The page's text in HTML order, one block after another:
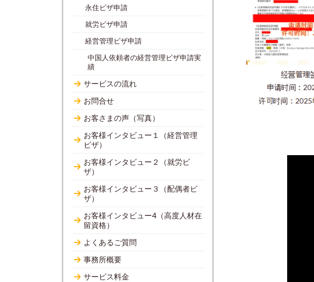
永住ビザ申請
就労ビザ申請
経営管理ビザ申請
中国人依頼者の経営管理ビザ申請実
績
サービスの流れ
お問合せ
お客さまの声（写真）
お客様インタビュー１（経営管理
ビザ）
お客様インタビュー２（就労ビ
ザ）
お客様インタビュー３（配偶者ビ
ザ）
お客様インタビュー4（高度人材在
留資格）
よくあるご質問
事務所概要
サービス料金